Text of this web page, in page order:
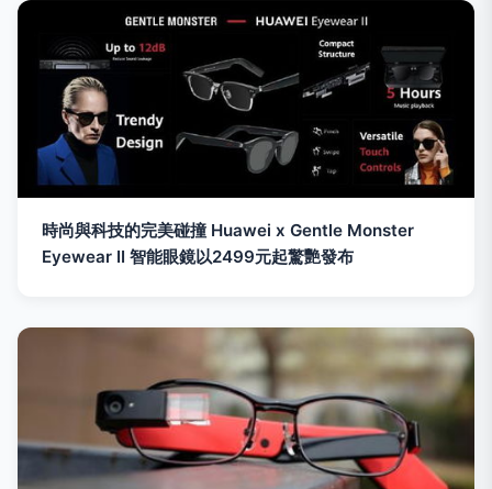
時尚與科技的完美碰撞 Huawei x Gentle Monster
Eyewear II 智能眼鏡以2499元起驚艷發布